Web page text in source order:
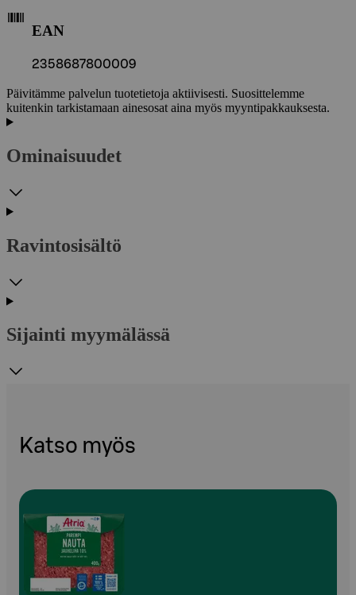
EAN
2358687800009
Päivitämme palvelun tuotetietoja aktiivisesti. Suosittelemme
kuitenkin tarkistamaan ainesosat aina myös myyntipakkauksesta.
Ominaisuudet
Ravintosisältö
Sijainti myymälässä
Katso myös